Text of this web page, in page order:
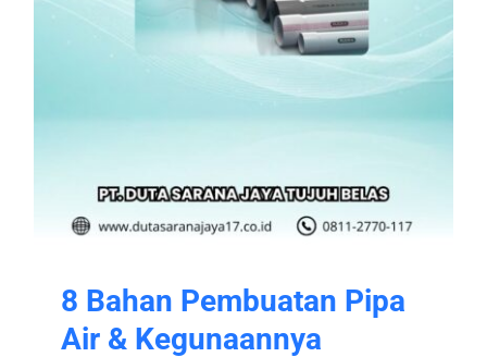
8 Bahan Pembuatan Pipa
Air & Kegunaannya